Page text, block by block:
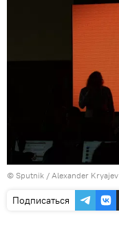
© Sputnik / Alexander Kryajev
Подписаться